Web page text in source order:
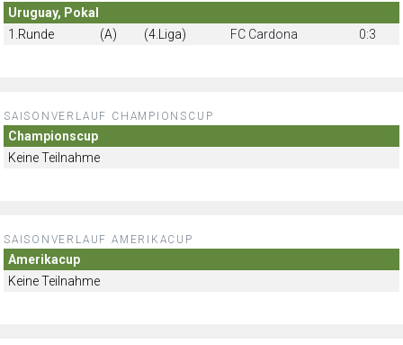
Uruguay, Pokal
1.Runde
(A) (4.Liga) FC Cardona 0:3
SAISONVERLAUF CHAMPIONSCUP
Championscup
Keine Teilnahme
SAISONVERLAUF AMERIKACUP
Amerikacup
Keine Teilnahme